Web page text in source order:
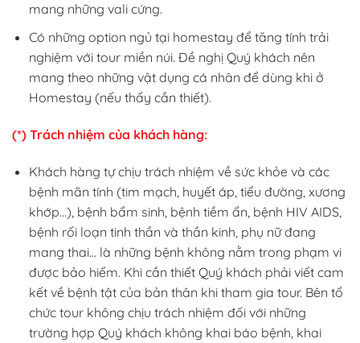
mang những vali cứng.
Có những option ngủ tại homestay để tăng tính trải
nghiệm với tour miền núi. Đề nghị Quý khách nên
mang theo những vật dụng cá nhân để dùng khi ở
Homestay (nếu thấy cần thiết).
(*) Trách nhiệm của khách hàng:
Khách hàng tự chịu trách nhiệm về sức khỏe và các
bệnh mãn tính (tim mạch, huyết áp, tiểu đường, xương
khớp…), bệnh bẩm sinh, bệnh tiềm ẩn, bệnh HIV AIDS,
bệnh rối loạn tinh thần và thần kinh, phụ nữ đang
mang thai… là những bệnh không nằm trong phạm vi
được bảo hiểm. Khi cần thiết Quý khách phải viết cam
kết về bệnh tật của bản thân khi tham gia tour. Bên tổ
chức tour không chịu trách nhiệm đối với những
trường hợp Quý khách không khai báo bệnh, khai